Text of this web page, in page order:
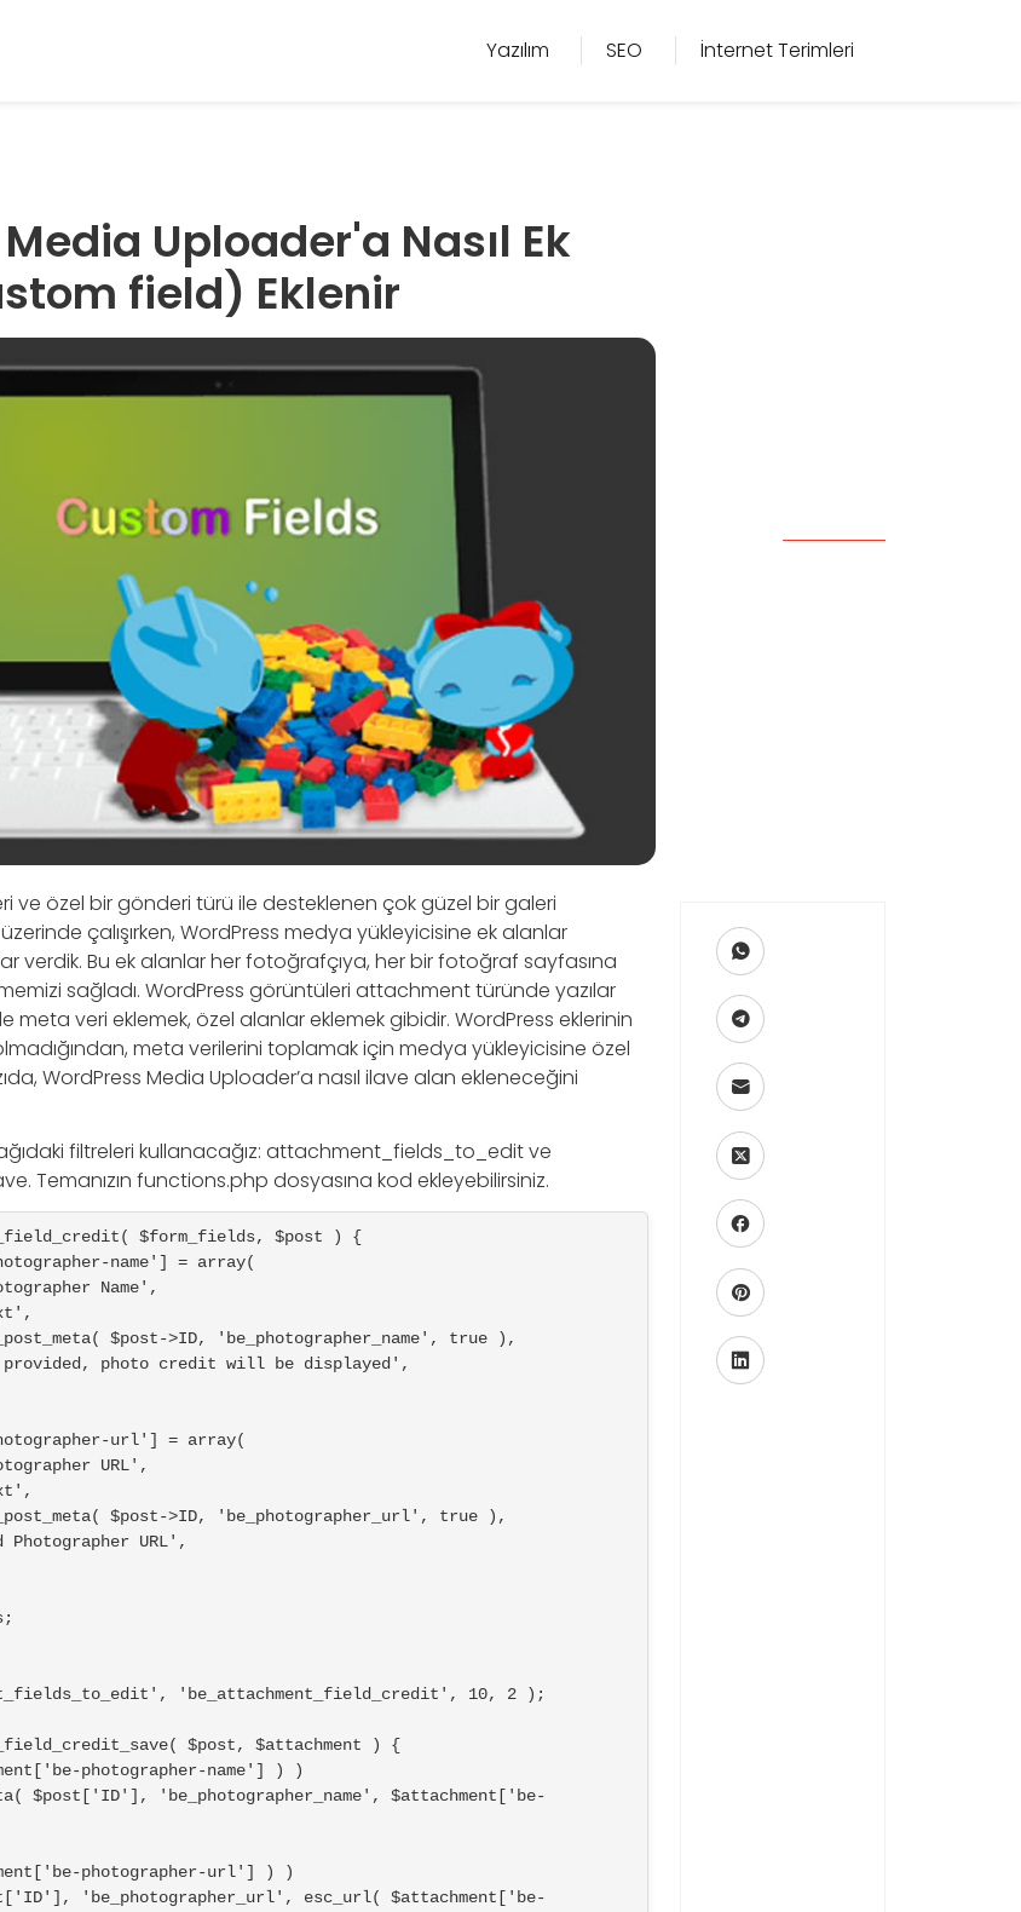
Yazılım SEO İnternet Terimleri
Uploader'a Nasıl Ek
field) Eklenir
ve özel bir gönderi türü ile desteklenen çok güzel bir galeri
çalışırken, WordPress medya yükleyicisine ek alanlar
verdik. Bu ek alanlar her fotoğrafçıya, her bir fotoğraf sayfasına
sağladı. WordPress görüntüleri attachment türünde yazılar
veri eklemek, özel alanlar eklemek gibidir. WordPress eklerinin
meta verilerini toplamak için medya yükleyicisine özel
WordPress Media Uploader’a nasıl ilave alan ekleneceğini
filtreleri kullanacağız: attachment_fields_to_edit ve
Temanızın functions.php dosyasına kod ekleyebilirsiniz.
$form_fields, $post ) {
'be_attachment_field_credit', 10, 2 );
$post, $attachment ) {
'be_photographer_url', esc_url( $attachment['be-